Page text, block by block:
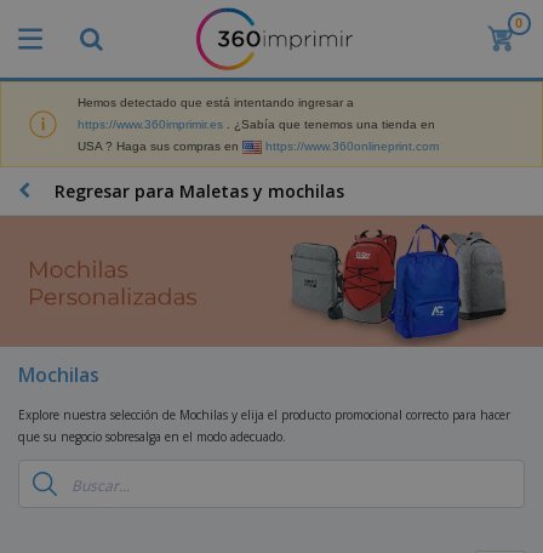
0
Hemos detectado que está intentando ingresar a
https://www.360imprimir.es
. ¿Sabía que tenemos una tienda en
USA ? Haga sus compras en
https://www.360onlineprint.com
Regresar para Maletas y mochilas
Mochilas
Explore nuestra selección de Mochilas y elija el producto promocional correcto para hacer
que su negocio sobresalga en el modo adecuado.